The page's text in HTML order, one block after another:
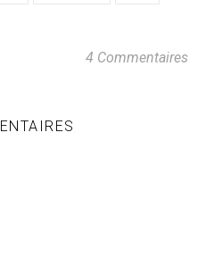
4 Commentaires